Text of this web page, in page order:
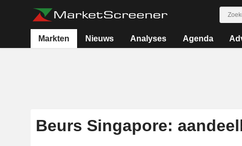
Markten Nieuws Analyses Agenda
Beurs Singapore: